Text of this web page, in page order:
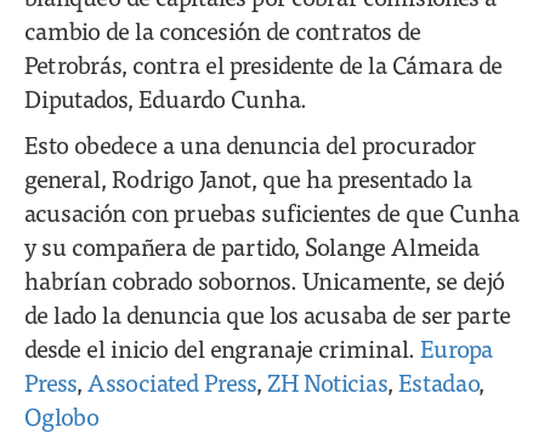
cambio de la concesión de contratos de
Petrobrás, contra el presidente de la Cámara de
Diputados, Eduardo Cunha.
Esto obedece a una denuncia del procurador
general, Rodrigo Janot, que ha presentado la
acusación con pruebas suficientes de que Cunha
y su compañera de partido, Solange Almeida
habrían cobrado sobornos. Unicamente, se dejó
de lado la denuncia que los acusaba de ser parte
desde el inicio del engranaje criminal. Europa
Press, Associated Press, ZH Noticias,Estadao,
Oglobo